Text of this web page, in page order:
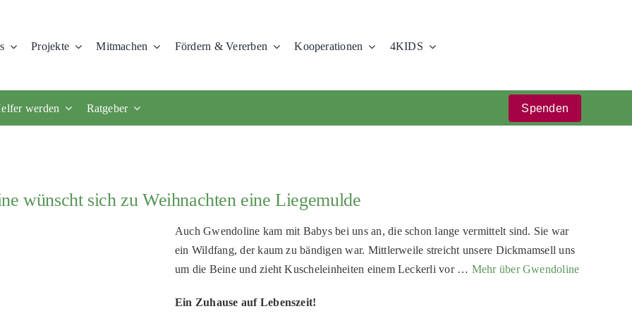
Projekte Mitmachen Fördern & Vererben Kooperationen 4KIDS
werden Ratgeber Spenden
wünscht sich zu Weihnachten eine Liegemulde
Auch Gwendoline kam mit Babys bei uns an, die schon lange vermittelt sind. Sie war
ein Wildfang, der kaum zu bändigen war. Mittlerweile streicht unsere Dickmamsell uns
um die Beine und zieht Kuscheleinheiten einem Leckerli vor … Mehr über Gwendoline
Ein Zuhause auf Lebenszeit!